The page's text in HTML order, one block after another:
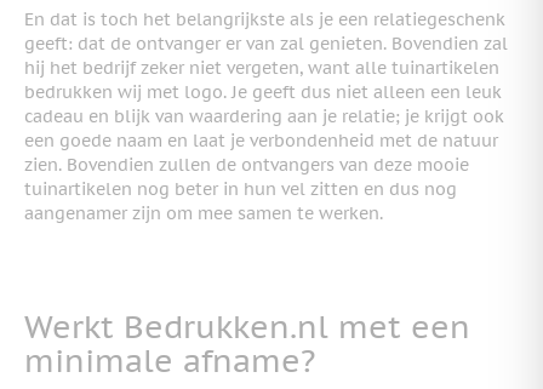
En dat is toch het belangrijkste als je een relatiegeschenk
geeft: dat de ontvanger er van zal genieten. Bovendien zal
hij het bedrijf zeker niet vergeten, want alle tuinartikelen
bedrukken wij met logo. Je geeft dus niet alleen een leuk
cadeau en blijk van waardering aan je relatie; je krijgt ook
een goede naam en laat je verbondenheid met de natuur
zien. Bovendien zullen de ontvangers van deze mooie
tuinartikelen nog beter in hun vel zitten en dus nog
aangenamer zijn om mee samen te werken.
Werkt Bedrukken.nl met een
minimale afname?